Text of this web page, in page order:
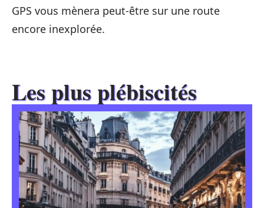
GPS vous mènera peut-être sur une route
encore inexplorée.
Les plus plébiscités